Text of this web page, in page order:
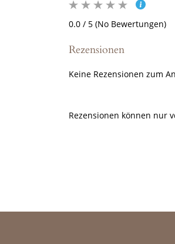
0.0 / 5 (No Bewertungen)
Rezensionen
Keine Rezensionen zum
Rezensionen können nur